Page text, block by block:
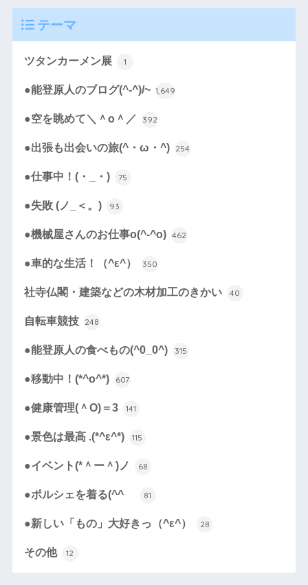
テーマ
ツタンカーメン展 1
●能登原人のブログ(^-^)/~ 1,649
●空を眺めて＼＾o＾／ 392
●出張も出会いの旅(^・ω・^) 254
●仕事中！(・_・) 75
●失敗 (ノ_＜。) 93
●機械屋さんのお仕事o(^-^o) 462
●車的な生活！（^ε^） 350
社寺仏閣・建築などの木材加工のきかい 40
自転車競技 248
●能登原人の食べもの(^0_0^) 315
●移動中！(*^o^*) 607
●健康管理(＾O)＝3 141
●景色は最高 .(*^ε^*) 115
●イベント(*＾ー＾)ノ 68
●ポルシェを着る(^^ゞ 81
●新しい「もの」大好きっ（^ε^） 28
その他 12